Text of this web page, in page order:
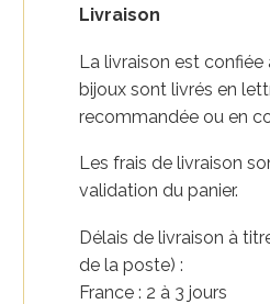
Livraison
La livraison est confiée
bijoux sont livrés en
recommandée ou en
Les frais de livraison
validation du panier.
Délais de livraison à
de la poste) :
France : 2 à 3 jours